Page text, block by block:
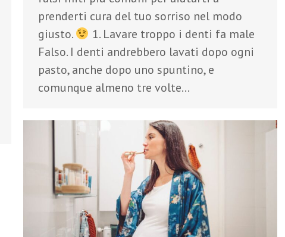
prenderti cura del tuo sorriso nel modo
giusto.
1. Lavare troppo i denti fa male
Falso. I denti andrebbero lavati dopo ogni
pasto, anche dopo uno spuntino, e
comunque almeno tre volte…